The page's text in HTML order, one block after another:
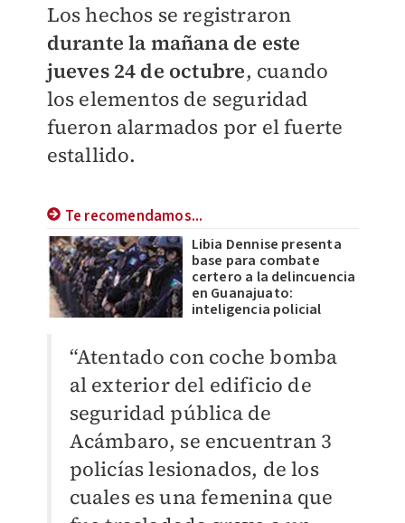
Los hechos se registraron
durante la mañana de este
jueves 24 de octubre, cuando
los elementos de seguridad
fueron alarmados por el fuerte
estallido.
Te recomendamos...
Libia Dennise presenta
base para combate
certero a la delincuencia
en Guanajuato:
inteligencia policial
“Atentado con coche bomba
al exterior del edificio de
seguridad pública de
Acámbaro, se encuentran 3
policías lesionados, de los
cuales es una femenina que